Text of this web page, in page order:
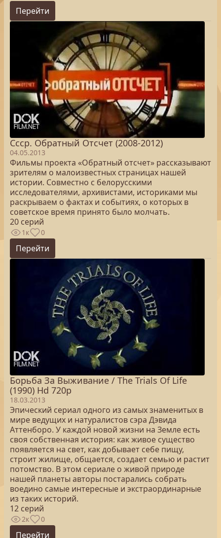
Перейти
Ссср. Обратный Отсчет (2008-2012)
04.05.2013
Фильмы проекта «Обратный отсчет» рассказывают
зрителям о малоизвестных страницах нашей
истории. Совместно с белорусскими
исследователями, архивистами, историками мы
раскрываем о фактах и событиях, о которых в
советское время принято было молчать.
20 серий
1к 0
Перейти
Борьба За Выживание / The Trials Of Life
(1990) Hd 720p
18.03.2013
Эпический сериал одного из самых знаменитых в
мире ведущих и натуралистов сэра Дэвида
Аттенборо. У каждой новой жизни на Земле есть
своя собственная история: как живое существо
появляется на свет, как добывает себе пищу,
строит жилище, общается, создает семью и растит
потомство. В этом сериале о живой природе
нашей планеты авторы постарались собрать
воедино самые интересные и экстраординарные
из таких историй.
12 серий
2к 0
Перейти